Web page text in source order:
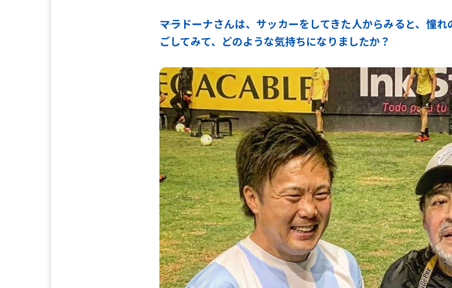
――マラドーナさんは、サッカーをしてきた人からみると、憧
ごしてみて、どのような気持ちになりましたか？